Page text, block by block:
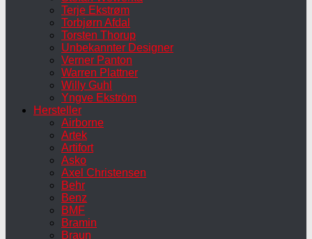
Terje Ekstrøm
Torbjørn Afdal
Torsten Thorup
Unbekannter Designer
Verner Panton
Warren Plattner
Willy Guhl
Yngve Ekström
Hersteller
Airborne
Artek
Artifort
Asko
Axel Christensen
Behr
Benz
BMF
Bramin
Braun